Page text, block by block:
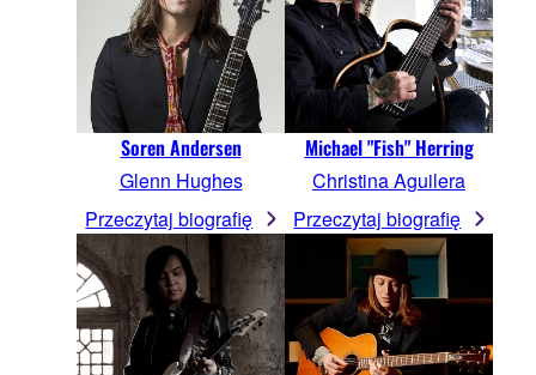
Soren Andersen
Glenn Hughes
Przeczytaj biografię
Michael "Fish" Herring
Christina Aguilera
Przeczytaj biografię